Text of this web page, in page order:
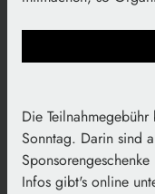
Die
Sonntag. Darin sind
Infos gibt's online